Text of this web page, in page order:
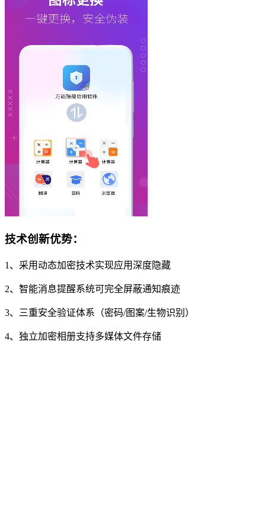
技术创新优势：
1、采用动态加密技术实现应用深度隐藏
2、智能消息提醒系统可完全屏蔽通知痕迹
3、三重安全验证体系（密码/图案/生物识别）
4、独立加密相册支持多媒体文件存储